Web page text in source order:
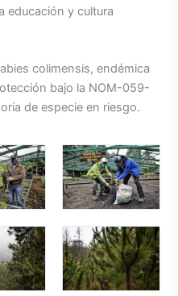
educación y cultura
colimensis, endémica
bajo la NOM-059-
de especie en riesgo.